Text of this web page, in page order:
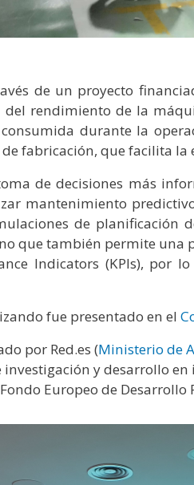
de un proyecto
rendimiento de la
durante la
de fabricación, que facilita
de decisiones más
mantenimiento
de planificación
que también permite
Indicators (KPIs),
fue presentado en el
por Red.es (Ministerio de
y desarrollo
Europeo de Desarrollo